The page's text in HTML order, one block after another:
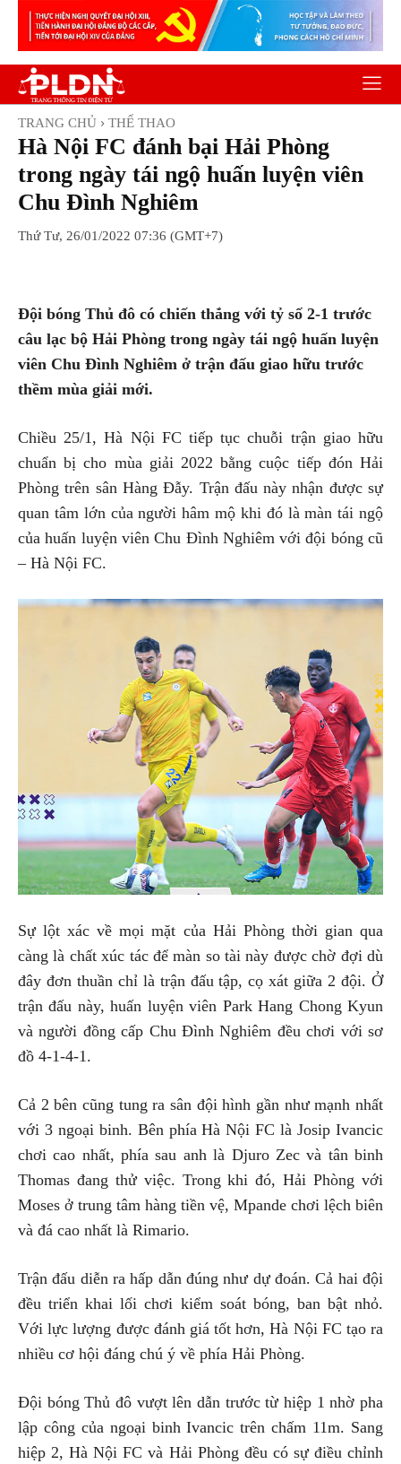
TRANG CHỦ THỂ THAO
Hà Nội FC đánh bại Hải Phòng
trong ngày tái ngộ huấn luyện viên
Chu Đình Nghiêm
Thứ Tư, 26/01/2022 07:36 (GMT+7)
Đội bóng Thủ đô có chiến thắng với tỷ số 2-1 trước
câu lạc bộ Hải Phòng trong ngày tái ngộ huấn luyện
viên Chu Đình Nghiêm ở trận đấu giao hữu trước
thềm mùa giải mới.
Chiều 25/1, Hà Nội FC tiếp tục chuỗi trận giao hữu
chuẩn bị cho mùa giải 2022 bằng cuộc tiếp đón Hải
Phòng trên sân Hàng Đẫy. Trận đấu này nhận được sự
quan tâm lớn của người hâm mộ khi đó là màn tái ngộ
của huấn luyện viên Chu Đình Nghiêm với đội bóng cũ
– Hà Nội FC.
Sự lột xác về mọi mặt của Hải Phòng thời gian qua
càng là chất xúc tác để màn so tài này được chờ đợi dù
đây đơn thuần chỉ là trận đấu tập, cọ xát giữa 2 đội. Ở
trận đấu này, huấn luyện viên Park Hang Chong Kyun
và người đồng cấp Chu Đình Nghiêm đều chơi với sơ
đồ 4-1-4-1.
Cả 2 bên cũng tung ra sân đội hình gần như mạnh nhất
với 3 ngoại binh. Bên phía Hà Nội FC là Josip Ivancic
chơi cao nhất, phía sau anh là Djuro Zec và tân binh
Thomas đang thử việc. Trong khi đó, Hải Phòng với
Moses ở trung tâm hàng tiền vệ, Mpande chơi lệch biên
và đá cao nhất là Rimario.
Trận đấu diễn ra hấp dẫn đúng như dự đoán. Cả hai đội
đều triển khai lối chơi kiểm soát bóng, ban bật nhỏ.
Với lực lượng được đánh giá tốt hơn, Hà Nội FC tạo ra
nhiều cơ hội đáng chú ý về phía Hải Phòng.
Đội bóng Thủ đô vượt lên dẫn trước từ hiệp 1 nhờ pha
lập công của ngoại binh Ivancic trên chấm 11m. Sang
hiệp 2, Hà Nội FC và Hải Phòng đều có sự điều chỉnh